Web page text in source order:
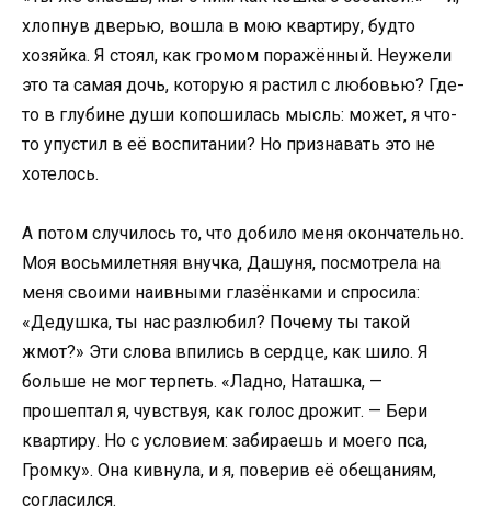
хлопнув дверью, вошла в мою квартиру, будто
хозяйка. Я стоял, как громом поражённый. Неужели
это та самая дочь, которую я растил с любовью? Где-
то в глубине души копошилась мысль: может, я что-
то упустил в её воспитании? Но признавать это не
хотелось.
А потом случилось то, что добило меня окончательно.
Моя восьмилетняя внучка, Дашуня, посмотрела на
меня своими наивными глазёнками и спросила:
«Дедушка, ты нас разлюбил? Почему ты такой
жмот?» Эти слова впились в сердце, как шило. Я
больше не мог терпеть. «Ладно, Наташка, —
прошептал я, чувствуя, как голос дрожит. — Бери
квартиру. Но с условием: забираешь и моего пса,
Громку». Она кивнула, и я, поверив её обещаниям,
согласился.